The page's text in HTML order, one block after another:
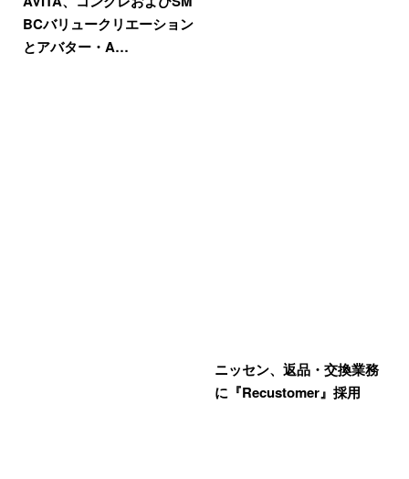
BCバリュークリエーション
とアバター・A…
ニッセン、返品・交換業務
に『Recustomer』採用